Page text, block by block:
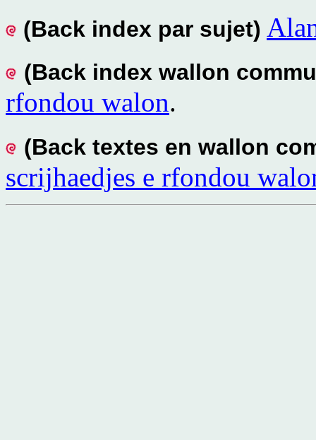
(Back index par sujet)
(Back index wallon
rfondou walon.
(Back textes en wallon
scrijhaedjes e rfondou